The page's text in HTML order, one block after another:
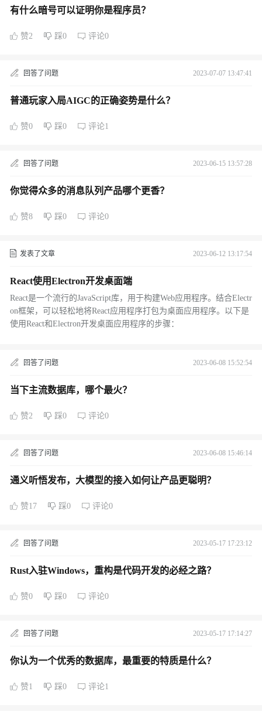
有什么暗号可以证明你是程序员？
赞2 踩0 评论0
回答了问题 2023-07-07 13:47:41
普通玩家入局AIGC的正确姿势是什么？
赞0 踩0 评论1
回答了问题 2023-06-15 13:57:28
你觉得众多的消息队列产品哪个更香？
赞8 踩0 评论0
发表了文章 2023-06-12 13:17:54
React使用Electron开发桌面端
React是一个流行的JavaScript库，用于构建Web应用程序。结合Electr
on框架，可以轻松地将React应用程序打包为桌面应用程序。以下是
使用React和Electron开发桌面应用程序的步骤：
回答了问题 2023-06-08 15:52:54
当下主流数据库，哪个最火？
赞2 踩0 评论0
回答了问题 2023-06-08 15:46:14
通义听悟发布，大模型的接入如何让产品更聪明？
赞17 踩0 评论0
回答了问题 2023-05-17 17:23:12
Rust入驻Windows，重构是代码开发的必经之路？
赞0 踩0 评论0
回答了问题 2023-05-17 17:14:27
你认为一个优秀的数据库，最重要的特质是什么？
赞1 踩0 评论1